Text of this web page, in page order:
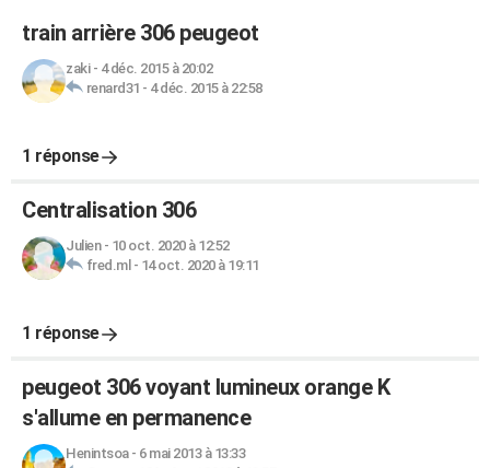
train arrière 306 peugeot
zaki- 4 déc. 2015 à 20:02
renard31 - 4 déc. 2015 à 22:58
1 réponse
Centralisation 306
Julien- 10 oct. 2020 à 12:52
fred.ml - 14 oct. 2020 à 19:11
1 réponse
peugeot 306 voyant lumineux orange K
s'allume en permanence
Henintsoa- 6 mai 2013 à 13:33